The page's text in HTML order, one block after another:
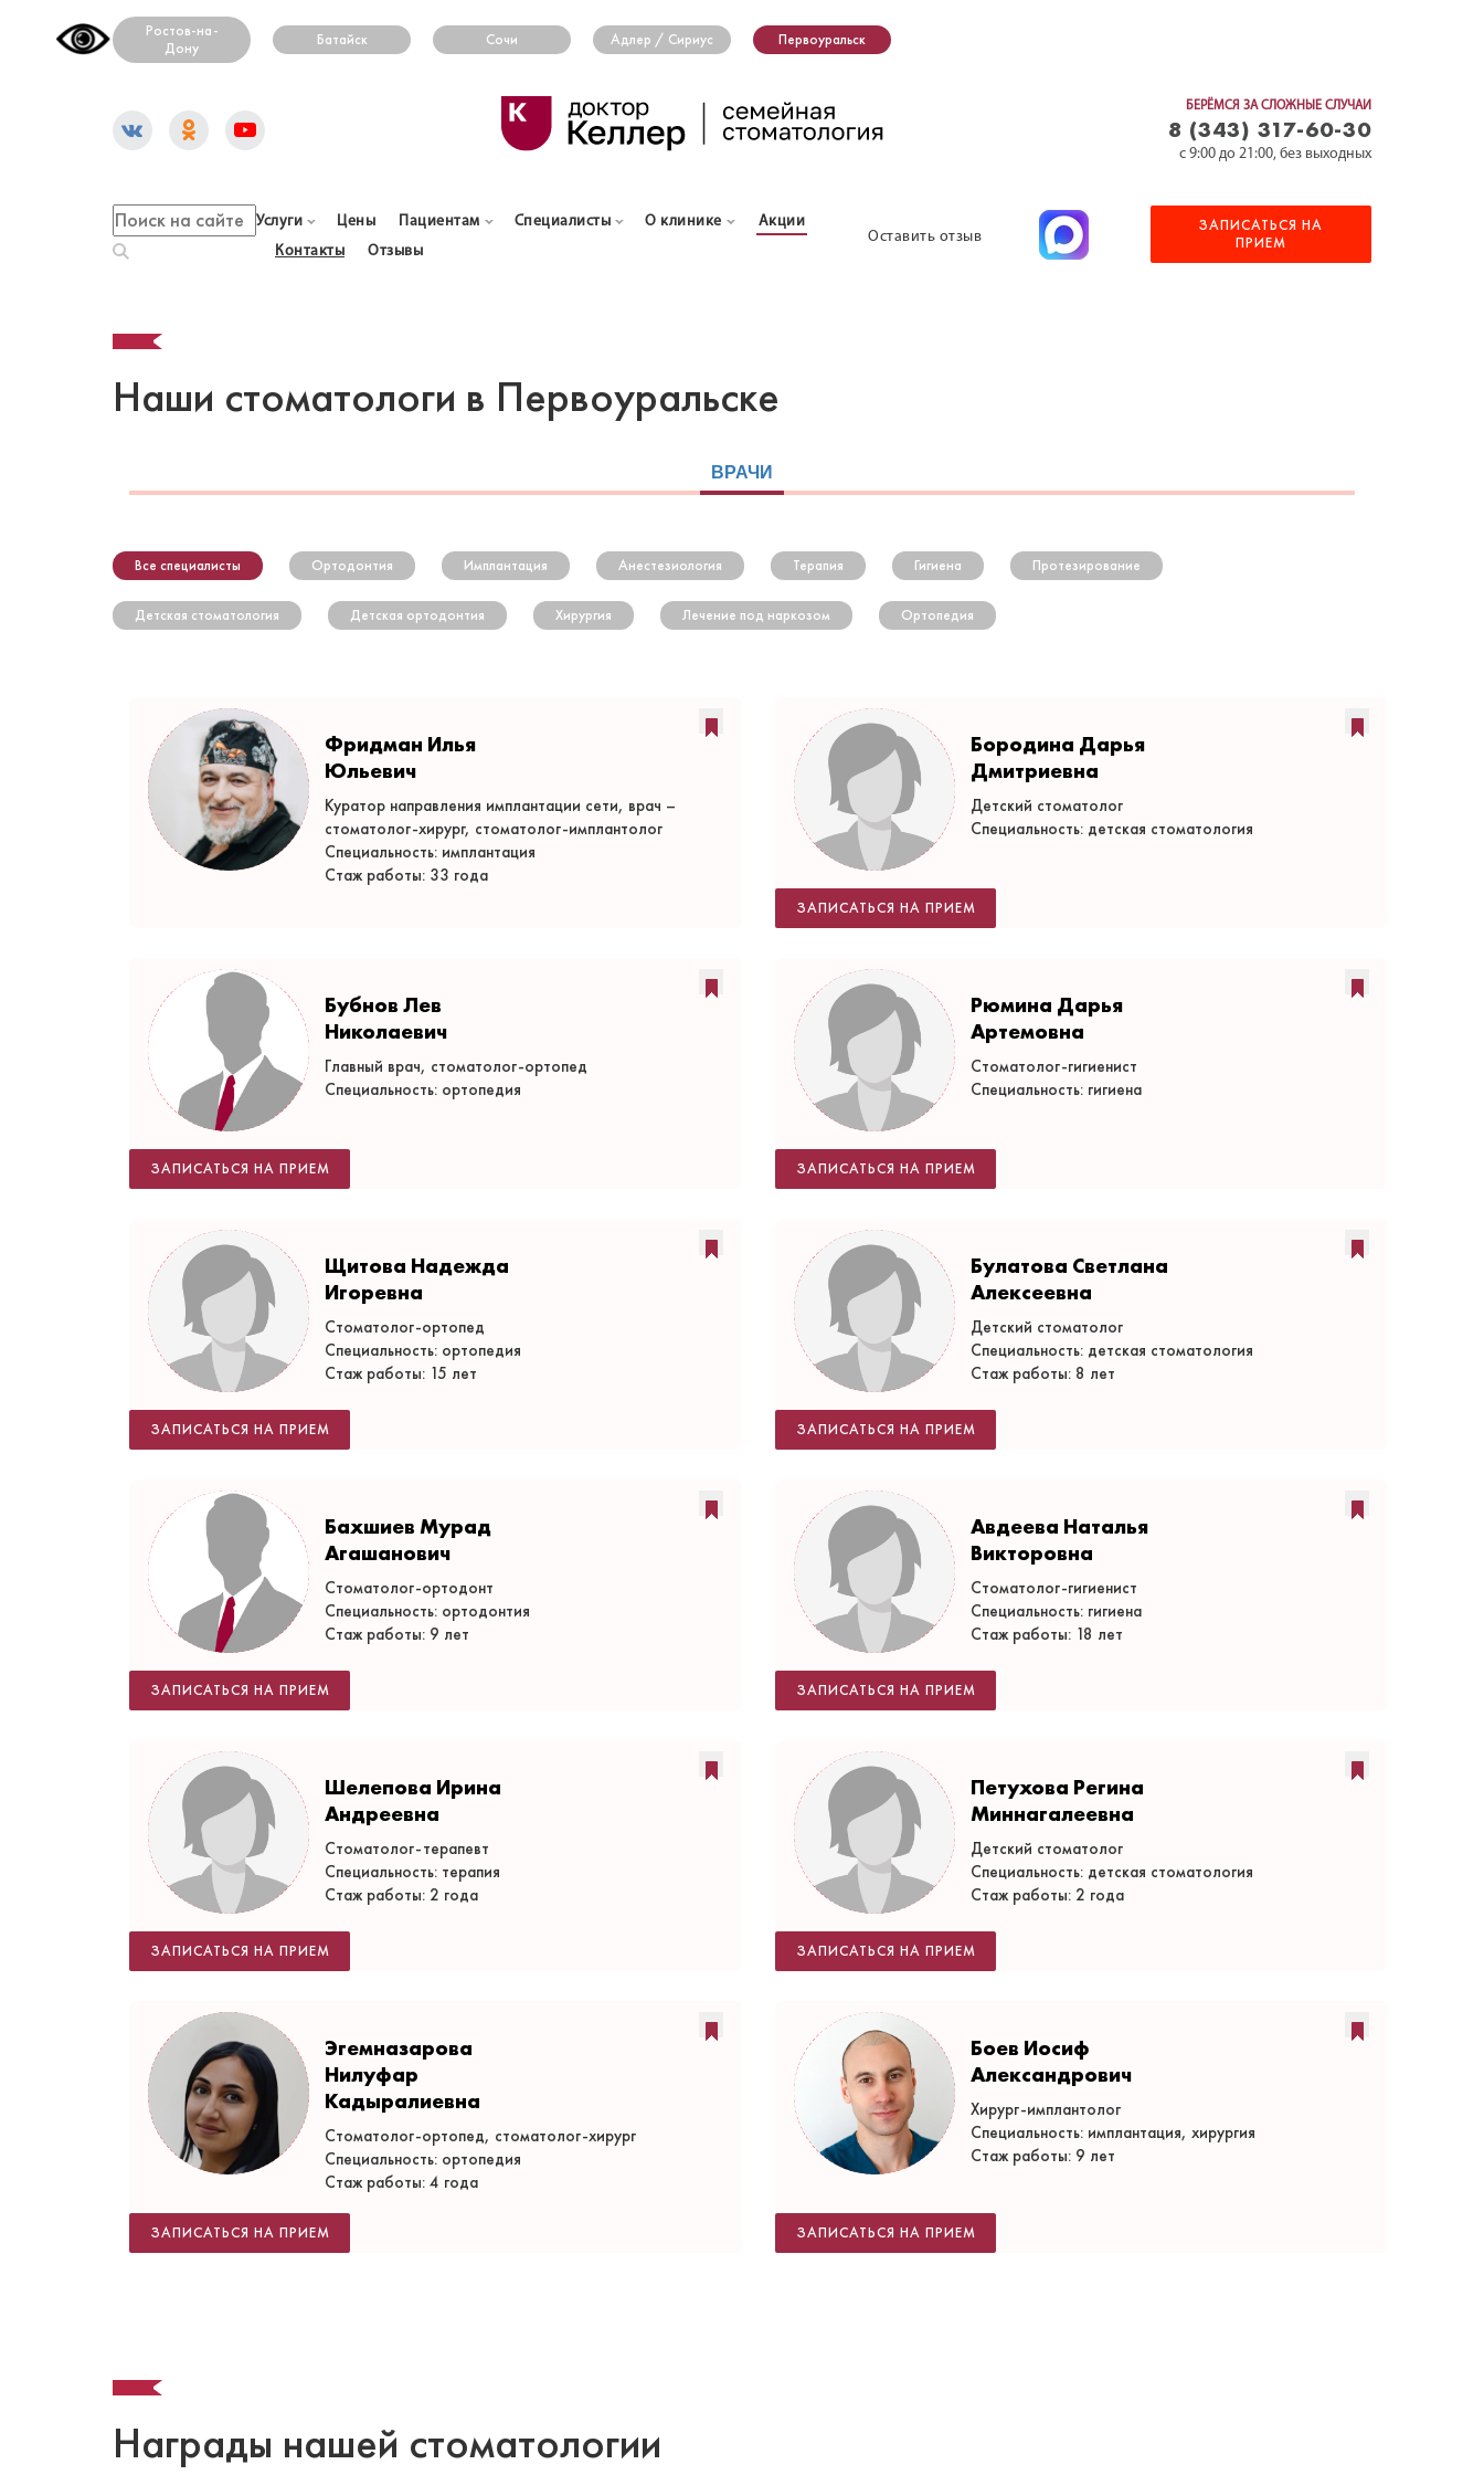
Ростов-на-
Дону
Батайск Сочи Адлер / Сириус Первоуральск
БЕРЁМСЯ ЗА СЛОЖНЫЕ СЛУЧАИ
8 (343) 317-60-30
c 9:00 до 21:00, без выходных
Услуги Цены Пациентам Специалисты О клинике
Акции
Контакты
Отзывы
Оставить отзыв
ЗАПИСАТЬСЯ НА
ПРИЕМ
Наши стоматологи в Первоуральске
ВРАЧИ
Все специалисты Ортодонтия Имплантация Анестезиология Терапия Гигиена Протезирование
Детская стоматология Детская ортодонтия Хирургия Лечение под наркозом Ортопедия
Фридман Илья
Юльевич
Куратор направления имплантации сети, врач –
стоматолог-хирург, стоматолог-имплантолог
Специальность: имплантация
Стаж работы: 33 года
Бородина Дарья
Дмитриевна
Детский стоматолог
Специальность: детская стоматология
ЗАПИСАТЬСЯ НА ПРИЕМ
Бубнов Лев
Николаевич
Главный врач, стоматолог-ортопед
Специальность: ортопедия
ЗАПИСАТЬСЯ НА ПРИЕМ
Рюмина Дарья
Артемовна
Стоматолог-гигиенист
Специальность: гигиена
ЗАПИСАТЬСЯ НА ПРИЕМ
Щитова Надежда
Игоревна
Стоматолог-ортопед
Специальность: ортопедия
Стаж работы: 15 лет
ЗАПИСАТЬСЯ НА ПРИЕМ
Булатова Светлана
Алексеевна
Детский стоматолог
Специальность: детская стоматология
Стаж работы: 8 лет
ЗАПИСАТЬСЯ НА ПРИЕМ
Бахшиев Мурад
Агашанович
Стоматолог-ортодонт
Специальность: ортодонтия
Стаж работы: 9 лет
ЗАПИСАТЬСЯ НА ПРИЕМ
Авдеева Наталья
Викторовна
Стоматолог-гигиенист
Специальность: гигиена
Стаж работы: 18 лет
ЗАПИСАТЬСЯ НА ПРИЕМ
Шелепова Ирина
Андреевна
Стоматолог-терапевт
Специальность: терапия
Стаж работы: 2 года
ЗАПИСАТЬСЯ НА ПРИЕМ
Петухова Регина
Миннагалеевна
Детский стоматолог
Специальность: детская стоматология
Стаж работы: 2 года
ЗАПИСАТЬСЯ НА ПРИЕМ
Эгемназарова
Нилуфар
Кадыралиевна
Стоматолог-ортопед, стоматолог-хирург
Специальность: ортопедия
Стаж работы: 4 года
ЗАПИСАТЬСЯ НА ПРИЕМ
Боев Иосиф
Александрович
Хирург-имплантолог
Специальность: имплантация, хирургия
Стаж работы: 9 лет
ЗАПИСАТЬСЯ НА ПРИЕМ
Награды нашей стоматологии